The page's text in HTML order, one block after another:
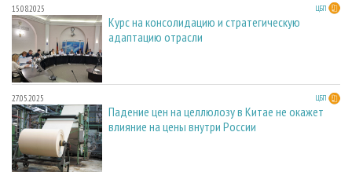
15.08.2025 ЦБП
Курс на консолидацию и стратегическую
адаптацию отрасли
27.05.2025 ЦБП
Падение цен на целлюлозу в Китае не окажет
влияние на цены внутри России